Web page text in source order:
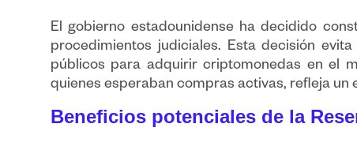
El gobierno estadounidense ha decidido
procedimientos judiciales. Esta decisión
públicos para adquirir criptomonedas en el
quienes esperaban compras activas, refleja
Beneficios potenciales de la